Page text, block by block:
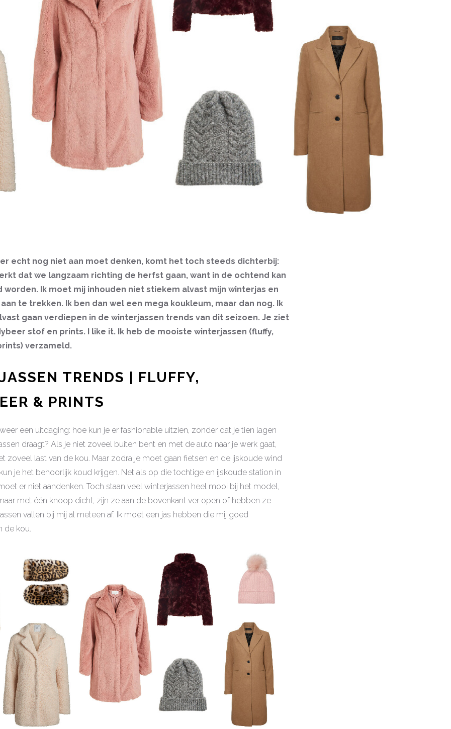
er echt nog niet aan moet denken, komt het toch steeds dichterbij:
dat we langzaam richting de herfst gaan, want in de ochtend kan
worden. Ik moet mij inhouden niet stiekem alvast mijn winterjas en
te trekken. Ik ben dan wel een mega koukleum, maar dan nog. Ik
gaan verdiepen in de winterjassen trends van dit seizoen. Je ziet
stof en prints. I like it. Ik heb de mooiste winterjassen (fluffy,
verzameld.
TRENDS | FLUFFY,
& PRINTS
een uitdaging: hoe kun je er fashionable uitzien, zonder dat je tien lagen
draagt? Als je niet zoveel buiten bent en met de auto naar je werk gaat,
zoveel last van de kou. Maar zodra je moet gaan fietsen en de ijskoude wind
je het behoorlijk koud krijgen. Net als op die tochtige en ijskoude station in
er niet aandenken. Toch staan veel winterjassen heel mooi bij het model,
met één knoop dicht, zijn ze aan de bovenkant ver open of hebben ze
vallen bij mij al meteen af. Ik moet een jas hebben die mij goed
de kou.